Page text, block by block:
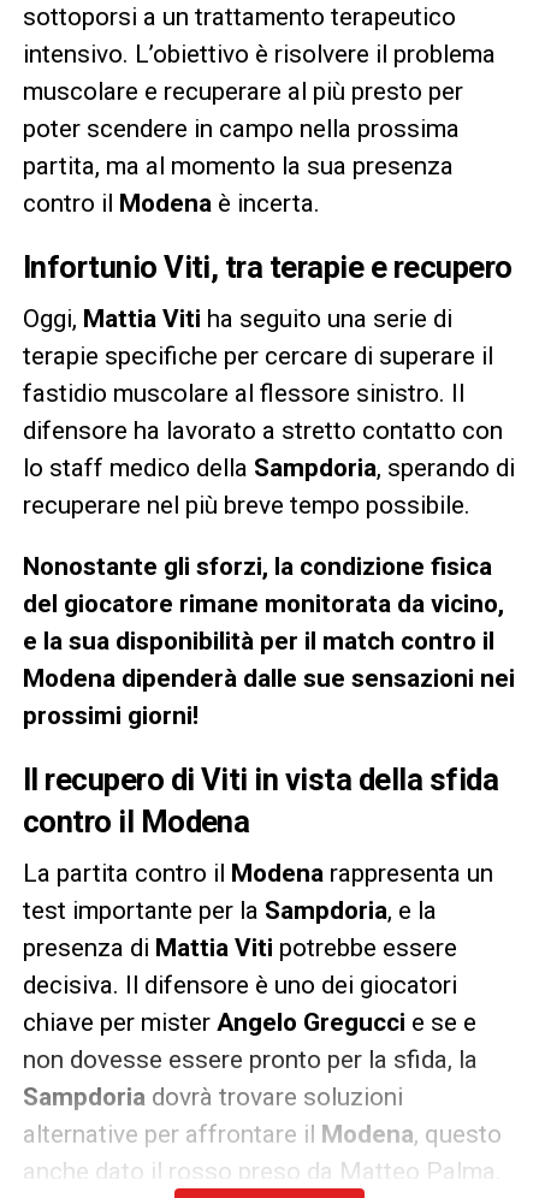
sottoporsi a un trattamento terapeutico
intensivo. L’obiettivo è risolvere il problema
muscolare e recuperare al più presto per
poter scendere in campo nella prossima
partita, ma al momento la sua presenza
contro il Modenaè incerta.
Infortunio Viti, tra terapie e recupero
Oggi, Mattia Viti ha seguito una serie di
terapie specifiche per cercare di superare il
fastidio muscolare al flessore sinistro. Il
difensore ha lavorato a stretto contatto con
lo staff medico della Sampdoria, sperando di
recuperare nel più breve tempo possibile.
Nonostante gli sforzi, la condizione fisica
del giocatore rimane monitorata da vicino,
e la sua disponibilità per il match contro il
Modena dipenderà dalle sue sensazioni nei
prossimi giorni!
Il recupero di Viti in vista della sfida
contro il Modena
La partita contro il Modenarappresenta un
test importante per la Sampdoria, e la
presenza di Mattia Viti potrebbe essere
decisiva. Il difensore è uno dei giocatori
chiave per mister Angelo Gregucci e se e
non dovesse essere pronto per la sfida, la
Sampdoriadovrà trovare soluzioni
alternative per affrontare il Modena, questo
anche dato il rosso preso da Matteo Palma.